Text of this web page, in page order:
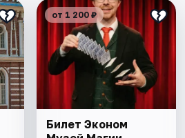
от 1 200 ₽
Билет Эконом